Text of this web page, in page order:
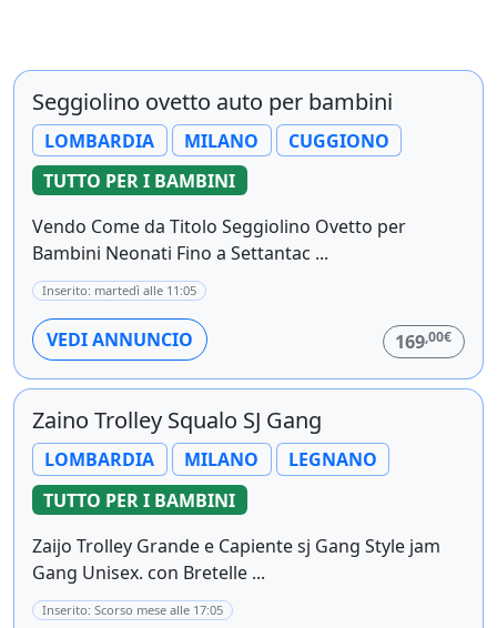
Seggiolino ovetto auto per bambini
LOMBARDIA MILANO
CUGGIONO
TUTTO PER I BAMBINI
Vendo Come da Titolo Seggiolino Ovetto per
Bambini Neonati Fino a Settantac ...
Inserito: martedì alle 11:05
VEDI ANNUNCIO 169,00€
Zaino Trolley Squalo SJ Gang
LOMBARDIA MILANO
LEGNANO
TUTTO PER I BAMBINI
Zaijo Trolley Grande e Capiente sj Gang Style jam
Gang Unisex. con Bretelle ...
Inserito: Scorso mese alle 17:05